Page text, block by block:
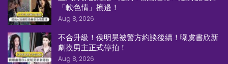
「軟色情」擦邊！
Aug 8, 2026
不合升級！侯明昊被警方約談後續！曝虞書欣新
劇換男主正式停拍！
Aug 8, 2026